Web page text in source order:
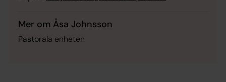
Mer om Åsa Johnsson
Pastorala enheten